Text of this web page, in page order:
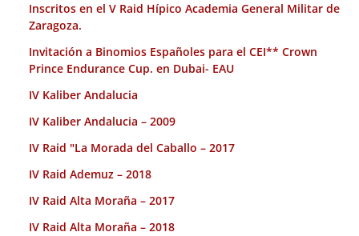
Inscritos en el V Raid Hípico Academia General Militar de
Zaragoza.
Invitación a Binomios Españoles para el CEI** Crown
Prince Endurance Cup. en Dubai- EAU
IV Kaliber Andalucia
IV Kaliber Andalucia – 2009
IV Raid "La Morada del Caballo – 2017
IV Raid Ademuz – 2018
IV Raid Alta Moraña – 2017
IV Raid Alta Moraña – 2018